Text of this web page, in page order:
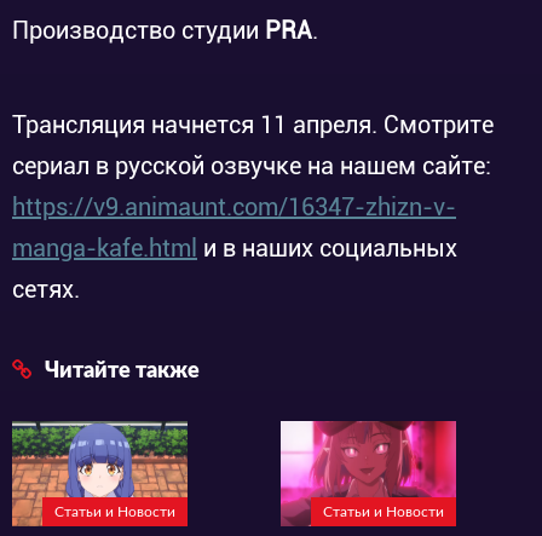
Производство студии PRA.
Трансляция начнется 11 апреля. Смотрите
сериал в русской озвучке на нашем сайте:
https://v9.animaunt.com/16347-zhizn-v-
manga-kafe.html и в наших социальных
сетях.
Читайте также
Статьи и Новости Статьи и Новости